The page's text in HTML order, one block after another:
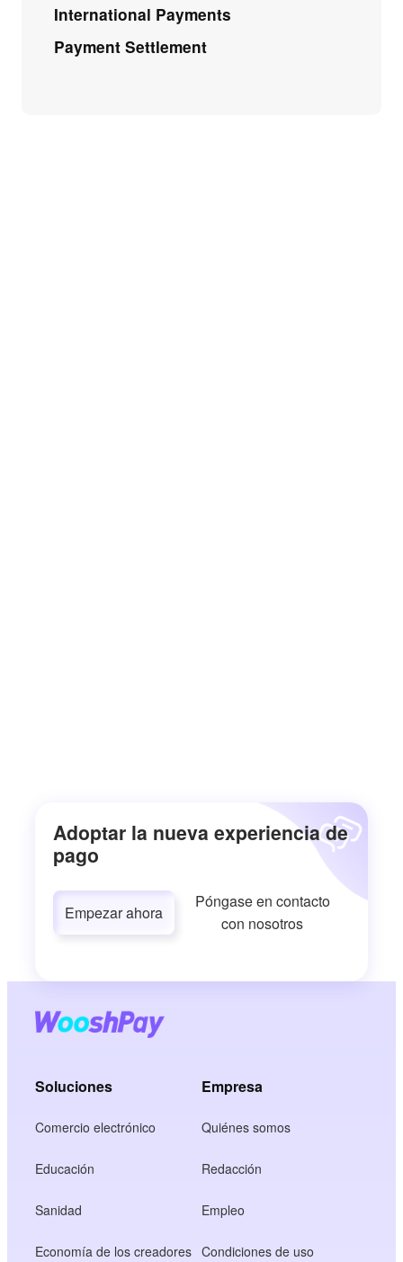
International Payments
Payment Settlement
Adoptar la nueva experiencia de
pago
Empezar ahora
Póngase en contacto
con nosotros
Soluciones
Comercio electrónico
Educación
Sanidad
Economía de los creadores
Empresa
Quiénes somos
Redacción
Empleo
Condiciones de uso